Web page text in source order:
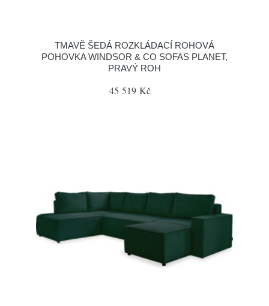
TMAVĚ ŠEDÁ ROZKLÁDACÍ ROHOVÁ
POHOVKA WINDSOR & CO SOFAS PLANET,
PRAVÝ ROH
45 519 Kč